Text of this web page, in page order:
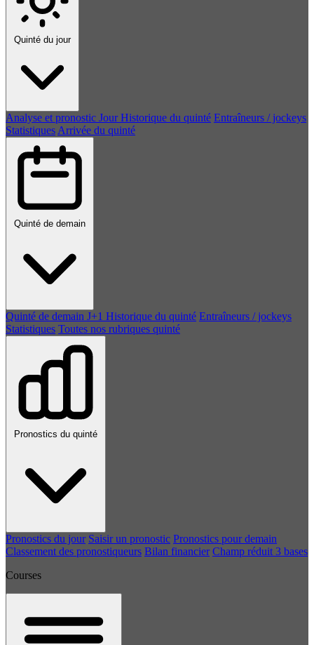
Quinté du jour
Analyse et pronostic Jour Historique du quinté Entraîneurs / jockeys
Statistiques Arrivée du quinté
Quinté de demain
Quinté de demain J+1 Historique du quinté Entraîneurs / jockeys
Statistiques Toutes nos rubriques quinté
Pronostics du quinté
Pronostics du jour Saisir un pronostic Pronostics pour demain
Classement des pronostiqueurs Bilan financier Champ réduit 3 bases
Courses